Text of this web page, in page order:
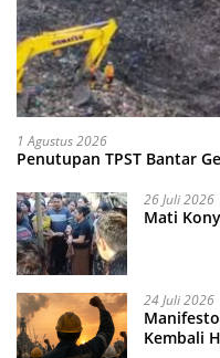
1 Agustus 2026
Penutupan TPST Bantar
26 Juli 2026
Mati
24 Juli 2026
Kembali